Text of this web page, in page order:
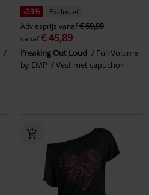
-23%
Exclusief
Adviesprijs vanaf€ 59,99
vanaf€ 45,89
Freaking Out Loud
Full Volume
by EMP
Vest met capuchon